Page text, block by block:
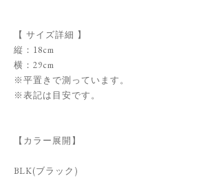
【 サイズ詳細 】
縦：18cm
横：29cm
※平置きで測っています。
※表記は目安です。
【カラー展開】
BLK(ブラック)